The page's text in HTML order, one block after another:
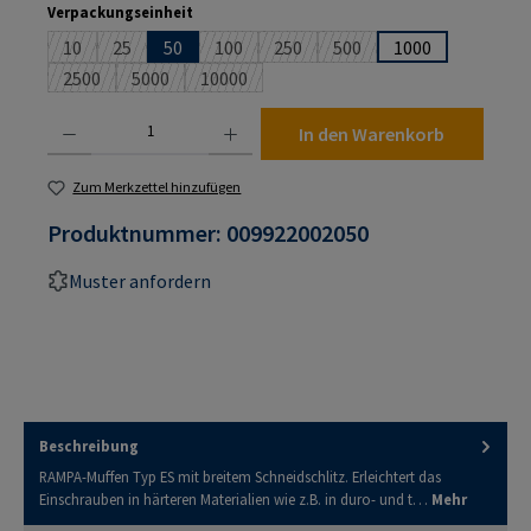
Verpackungseinheit
10(Diese Option ist zurzeit nicht verfügbar.)
25(Diese Option ist zurzeit nicht verfügbar.)
50 100(Diese Option ist zurzeit nicht verfügbar.)
250(Diese Option ist zurzeit nicht
500(Diese Option ist zurzeit
1000
2500(Diese Option ist zurzeit nicht verfügbar.)
5000(Diese Option ist zurzeit nicht verfügbar.)
10000(Diese Option ist zurzeit nicht verfügbar.)
In den Warenkorb
Zum Merkzettel hinzufügen
Produktnummer: 009922002050
Muster anfordern
Beschreibung
RAMPA-Muffen Typ ES mit breitem Schneidschlitz. Erleichtert das
Einschrauben in härteren Materialien wie z.B. in duro- und t… Mehr